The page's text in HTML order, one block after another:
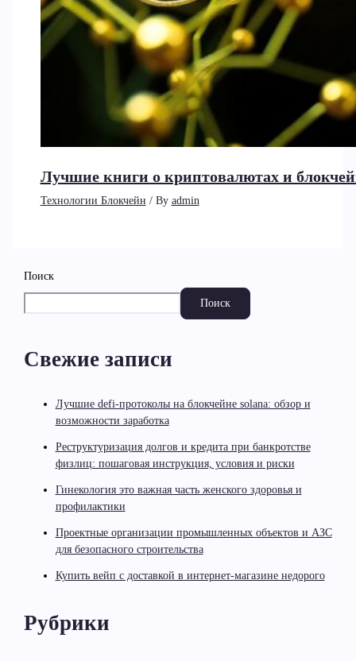
Лучшие книги о криптовалютах и
Технологии Блокчейн / By admin
Поиск
Поиск
Свежие записи
Лучшие defi-протоколы на блокчейне solana: обзор и
возможности заработка
Реструктуризация долгов и кредита при банкротстве
физлиц: пошаговая инструкция, условия и риски
Гинекология это важная часть женского здоровья и
профилактики
Проектные организации промышленных объектов и АЗС
для безопасного строительства
Купить вейп с доставкой в интернет-магазине недорого
Рубрики